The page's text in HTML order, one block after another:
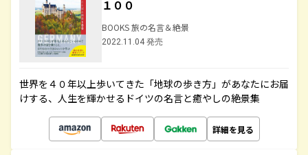
１００
BOOKS 旅の名言＆絶景
2022.11.04 発売
世界を４０年以上歩いてきた「地球の歩き方」があなたにお届
けする、人生を輝かせるドイツの名言と癒やしの絶景集
詳細を見る